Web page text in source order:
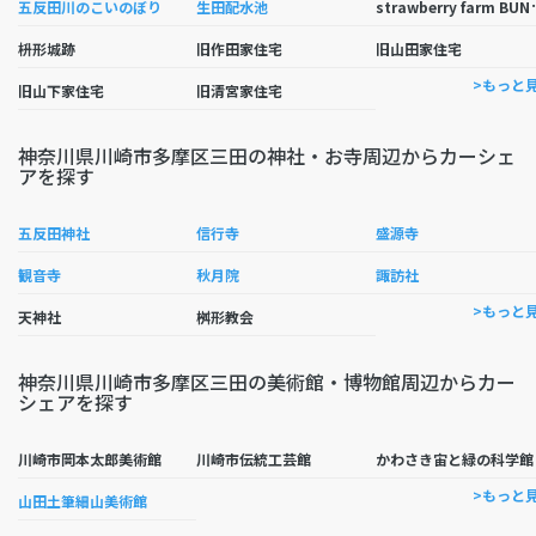
五反田川のこいのぼり 生田配水池
枡形城跡 旧作田家住宅 旧山田家住宅
旧山下家住宅 旧清宮家住宅 >もっと
神奈川県川崎市多摩区三田の神社・お寺周辺からカーシェ
アを探す
五反田神社 信行寺 盛源寺
観音寺 秋月院 諏訪社
天神社 桝形教会 >もっと
神奈川県川崎市多摩区三田の美術館・博物館周辺からカー
シェアを探す
川崎市岡本太郎美術館 川崎市伝統工芸館 かわさき宙と緑の科学館
山田土筆細山美術館 >もっと